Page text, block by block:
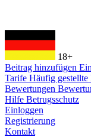
18+
Beitrag hinzufügen
Tarife Häufig gestellte
Bewertungen
Hilfe Betrugsschutz
Einloggen
Registrierung
Kontakt